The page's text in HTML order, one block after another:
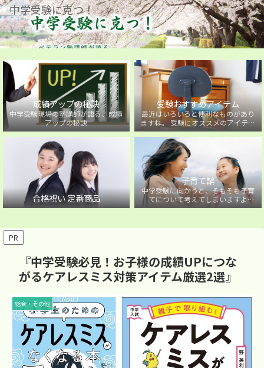
中学受験に克つ！
成績アップの秘訣
中学受験現場の塾講師が語る、成績
アップの秘訣
受験おすすめアイテム
最近はいろいろと便利なものがあり
ますね。 受験にオススメのアイテム
を紹介しています。
合格祝い 定番商品
子育て論
中学受験に向かうと、そもそも子育
てについて考えてしまいますよ
ね・・・。中学受験に向かうお子様
PR
『中学受験必見！お子様の成績UPにつな
がるケアレスミス対策アイテム厳選2選』
総合・その他